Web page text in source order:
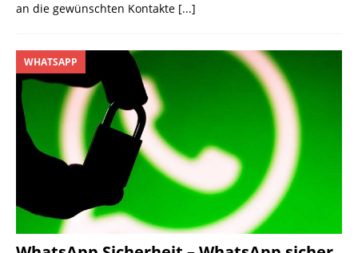
an die gewünschten Kontakte [...]
WHATSAPP